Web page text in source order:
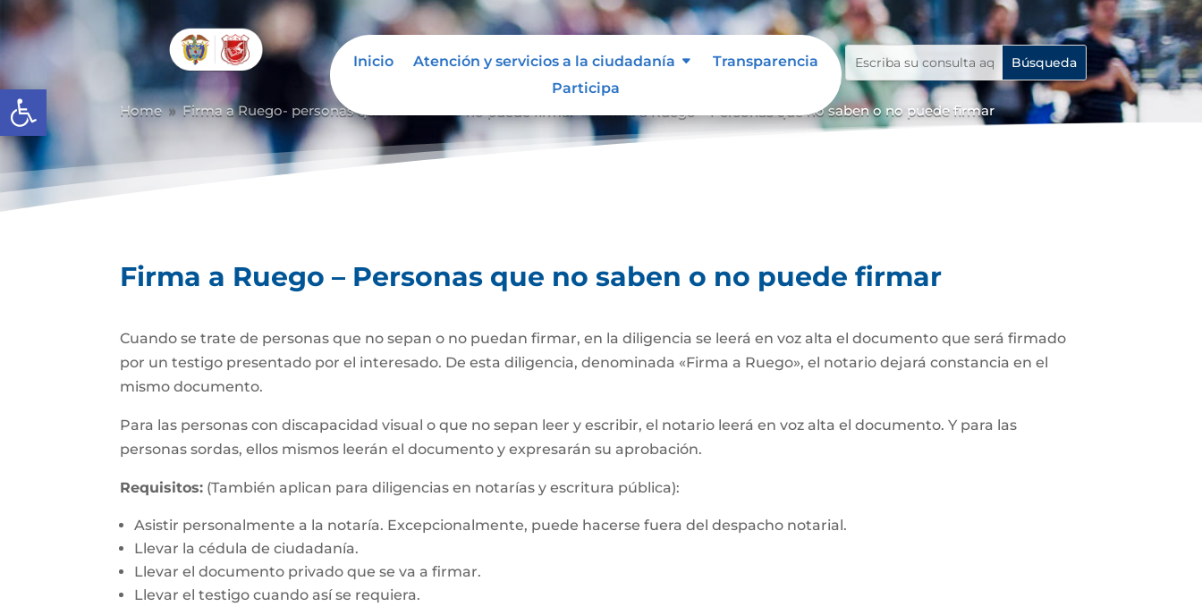
Abrir barra de herramientas
Inicio Atención y servicios a la ciudadanía
Transparencia
Participa
Home 9 Firma a Ruego- personas que no saben o no puede firmar Firma a Ruego – Personas que no saben o no puede firmar
Firma a Ruego – Personas que no saben o no puede firmar
Cuando se trate de personas que no sepan o no puedan firmar, en la diligencia se leerá en voz alta el documento que será firmado
por un testigo presentado por el interesado. De esta diligencia, denominada «Firma a Ruego», el notario dejará constancia en el
mismo documento.
Para las personas con discapacidad visual o que no sepan leer y escribir, el notario leerá en voz alta el documento. Y para las
personas sordas, ellos mismos leerán el documento y expresarán su aprobación.
Requisitos: (También aplican para diligencias en notarías y escritura pública):
Asistir personalmente a la notaría. Excepcionalmente, puede hacerse fuera del despacho notarial.
Llevar la cédula de ciudadanía.
Llevar el documento privado que se va a firmar.
Llevar el testigo cuando así se requiera.